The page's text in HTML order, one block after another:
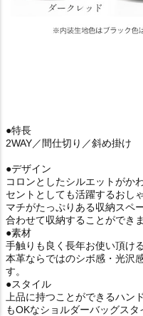
●特長
2WAY／間仕切り／斜め掛け
●デザイン
コロンとしたシルエットがか
セントとしても活躍するおし
マチがたっぷりある収納スペ
合わせて収納することができま
●素材
手触りも良く長年お使い頂け
本革ならではのシボ感・光沢
す。
●スタイル
上品に持つことができるハン
もOKなショルダーバッグスタ